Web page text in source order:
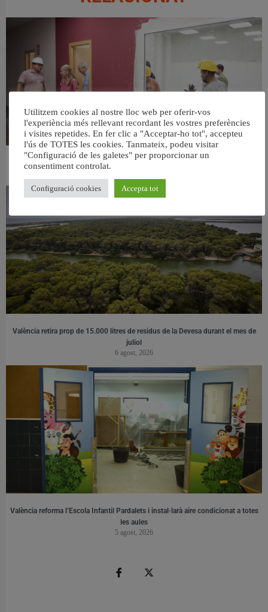
València ultima el nou centre per a persones majors del barri de Sant Antoni
València retira prop de 15.000 litres de residus de la Devesa durant el mes de
juliol
6 agost, 2026
València reforma l’Escola Infantil Pardalets i instal·larà aire condicionat a totes
les aules
5 agost, 2026
Utilitzem cookies al nostre lloc web per oferir-vos
l'experiència més rellevant recordant les vostres preferències
i visites repetides. En fer clic a "Acceptar-ho tot", accepteu
l'ús de TOTES les cookies. Tanmateix, podeu visitar
"Configuració de les galetes" per proporcionar un
consentiment controlat.
Configuració cookies Accepta tot